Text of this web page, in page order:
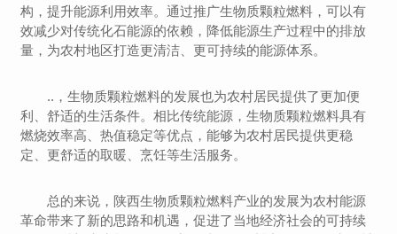
构，提升能源利用效率。通过推广生物质颗粒燃料，可以有
效减少对传统化石能源的依赖，降低能源生产过程中的排放
量，为农村地区打造更清洁、更可持续的能源体系。
..，生物质颗粒燃料的发展也为农村居民提供了更加便
利、舒适的生活条件。相比传统能源，生物质颗粒燃料具有
燃烧效率高、热值稳定等优点，能够为农村居民提供更稳
定、更舒适的取暖、烹饪等生活服务。
总的来说，陕西生物质颗粒燃料产业的发展为农村能源
革命带来了新的思路和机遇，促进了当地经济社会的可持续